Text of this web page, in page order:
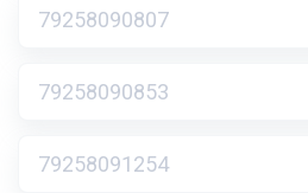
79258090807
79258090853
79258091254